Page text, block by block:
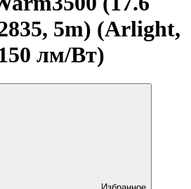
5m) (Arlight,
лм/Вт)